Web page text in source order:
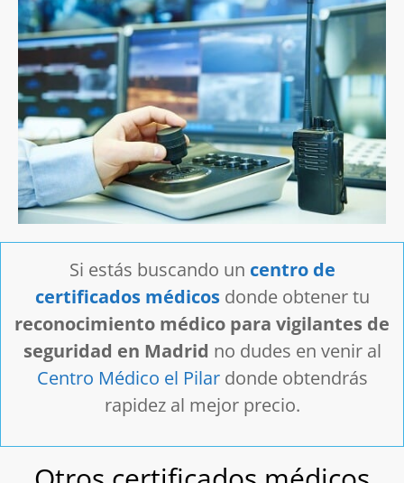
Si estás buscando un centro de
certificados médicos donde obtener tu
reconocimiento médico para vigilantes de
seguridad en Madrid no dudes en venir al
Centro Médico el Pilardonde obtendrás
rapidez al mejor precio.